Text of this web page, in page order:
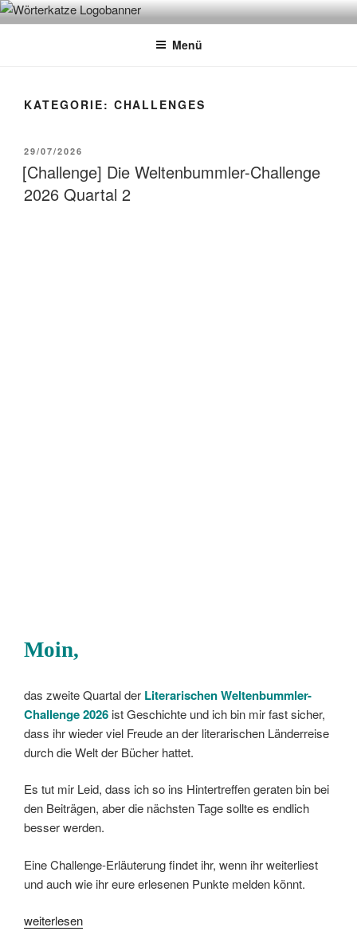
Zum
InhaltWÖRTERKATZE
Von Büchern erzählen
Menü
KATEGORIE: CHALLENGES
VERÖFFENTLICHT
AM
29/07/2026
[Challenge] Die Weltenbummler-Challenge
2026 Quartal 2
Moin,
das zweite Quartal der Literarischen Weltenbummler-
Challenge2026 ist Geschichte und ich bin mir fast sicher,
dass ihr wieder viel Freude an der literarischen Länderreise
durch die Welt der Bücher hattet.
Es tut mir Leid, dass ich so ins Hintertreffen geraten bin bei
den Beiträgen, aber die nächsten Tage sollte es endlich
besser werden.
Eine Challenge-Erläuterung findet ihr, wenn ihr weiterliest
und auch wie ihr eure erlesenen Punkte melden könnt.
„[Challenge]
weiterlesen